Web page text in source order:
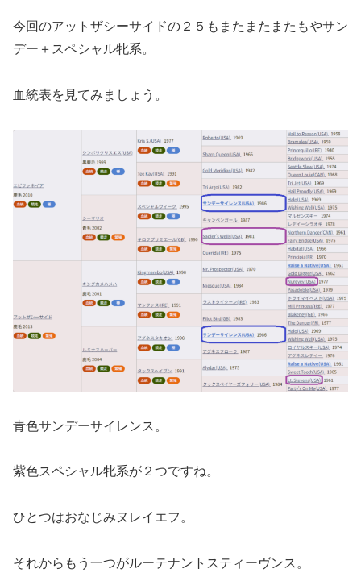
今回のアットザシーサイドの２５もまたまたまたもやサン
デー＋スペシャル牝系。
血統表を見てみましょう。
青色サンデーサイレンス。
紫色スペシャル牝系が２つですね。
ひとつはおなじみヌレイエフ。
それからもう一つがルーテナントスティーヴンス。